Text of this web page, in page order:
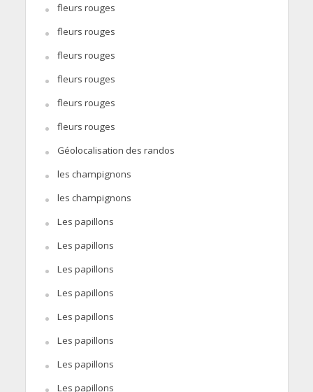
fleurs rouges
fleurs rouges
fleurs rouges
fleurs rouges
fleurs rouges
fleurs rouges
Géolocalisation des randos
les champignons
les champignons
Les papillons
Les papillons
Les papillons
Les papillons
Les papillons
Les papillons
Les papillons
Les papillons